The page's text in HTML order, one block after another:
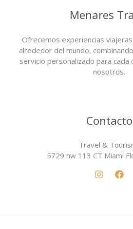
Menares
Ofrecemos experiencias
alrededor del mundo,
servicio personalizado para cada
nosotros.
Contacto
Travel &
5729 nw 113 CT Miami